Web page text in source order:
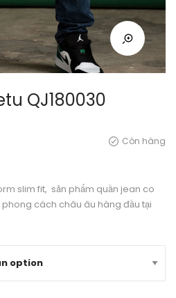
QJ180030
Còn hàng
slim fit, sản phẩm quần jean co
cách châu âu hàng đầu tại